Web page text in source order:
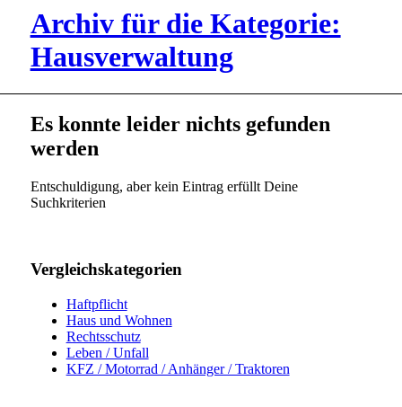
Archiv für die Kategorie:
Hausverwaltung
Es konnte leider nichts gefunden
werden
Entschuldigung, aber kein Eintrag erfüllt Deine
Suchkriterien
Vergleichskategorien
Haftpflicht
Haus und Wohnen
Rechtsschutz
Leben / Unfall
KFZ / Motorrad / Anhänger / Traktoren